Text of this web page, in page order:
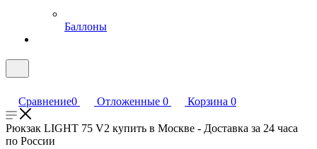
Баллоны
Сравнение0 Отложенные 0 Корзина 0
Рюкзак LIGHT 75 V2 купить в Москве - Доставка за 24 часа
по России